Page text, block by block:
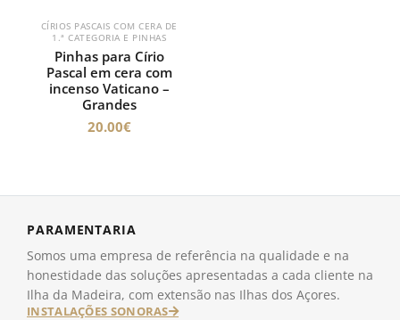
CÍRIOS PASCAIS COM CERA DE
1.ª CATEGORIA E PINHAS
Pinhas para Círio
Pascal em cera com
incenso Vaticano –
Grandes
20.00€
PARAMENTARIA
Somos uma empresa de referência na qualidade e na
honestidade das soluções apresentadas a cada cliente na
Ilha da Madeira, com extensão nas Ilhas dos Açores.
INSTALAÇÕES SONORAS